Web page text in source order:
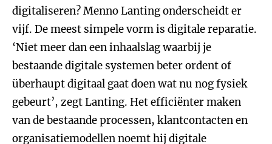
digitaliseren? Menno Lanting onderscheidt er
vijf. De meest simpele vorm is digitale reparatie.
‘Niet meer dan een inhaalslag waarbij je
bestaande digitale systemen beter ordent of
überhaupt digitaal gaat doen wat nu nog fysiek
gebeurt’, zegt Lanting. Het efficiënter maken
van de bestaande processen, klantcontacten en
organisatiemodellen noemt hij digitale